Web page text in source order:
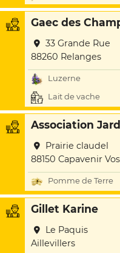
Gaec des
33 Grande Rue
88260 Relanges
Luzerne
Lait de vache
Association
Prairie claudel
88150 Capavenir
Pomme de Terre
Gillet Karine
Le Paquis
Aillevillers